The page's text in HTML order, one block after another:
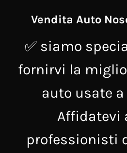
Vendita Auto
✅ siamo
fornirvi la
auto usate
Affidatevi
professionisti